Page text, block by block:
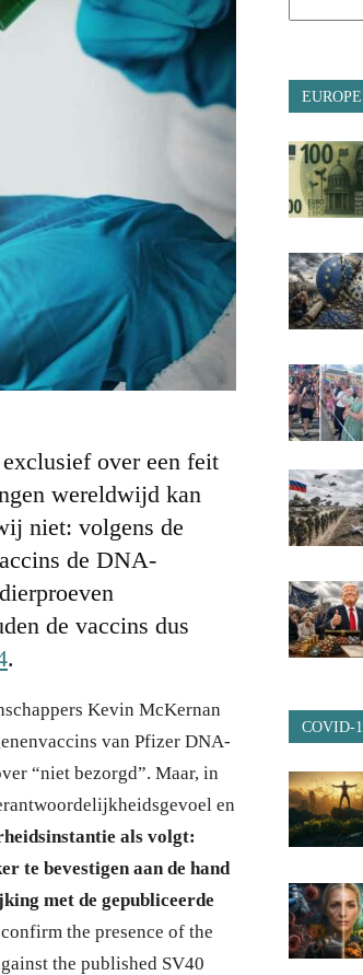
over een feit
wereldwijd kan
niet: volgens de
de DNA-
de vaccins dus
.
Kevin McKernan
van Pfizer DNA-
“niet bezorgd”. Maar, in
en
als volgt:
te bevestigen aan de hand
met de gepubliceerde
the presence of the
the published SV40
COVID-